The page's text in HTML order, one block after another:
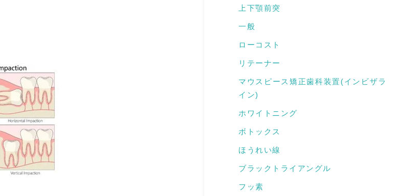
上下顎前突
一般
ローコスト
リテーナー
マウスピース矯正歯科装置(インビザラ
イン)
ホワイトニング
ボトックス
ほうれい線
ブラックトライアングル
フッ素